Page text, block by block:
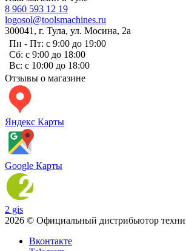
8 960 593 12 19
logosol@toolsmachines.ru
300041, г. Тула, ул. Мосина, 2а
Пн - Пт: с 9:00 до 19:00
Сб: с 9:00 до 18:00
Вс: с 10:00 до 18:00
Отзывы о магазине
Яндекс Карты
Google Карты
2 gis
2026 © Официальный дистрибьютор
Вконтакте